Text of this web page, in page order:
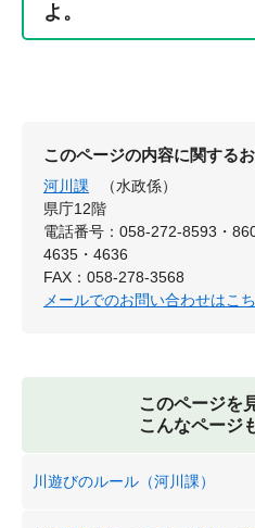
よ。
このページの内容に関する
河川課
（水政係）
県庁12階
電話番号：058-272-8593・
4635・4636
FAX：058-278-3568
メールでのお問い合わせはこ
このページを
こんなページ
川遊びのルール（河川課）